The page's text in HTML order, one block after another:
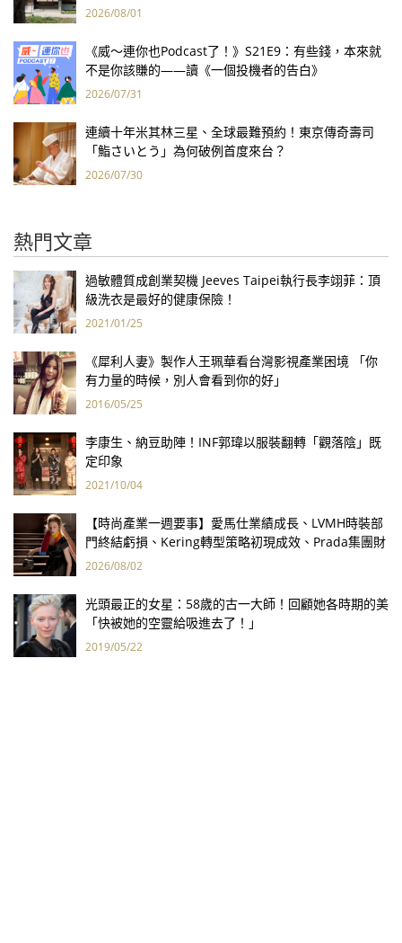
2026/08/01
《威～連你也Podcast了！》S21E9：有些錢，本來就
不是你該賺的——讀《一個投機者的告白》
2026/07/31
連續十年米其林三星、全球最難預約！東京傳奇壽司
「鮨さいとう」為何破例首度來台？
2026/07/30
熱門文章
過敏體質成創業契機 Jeeves Taipei執行長李翊菲：頂
級洗衣是最好的健康保險！
2021/01/25
《犀利人妻》製作人王珮華看台灣影視產業困境 「你
有力量的時候，別人會看到你的好」
2016/05/25
李康生、納豆助陣！INF郭瑋以服裝翻轉「觀落陰」既
定印象
2021/10/04
【時尚產業一週要事】愛馬仕業績成長、LVMH時裝部
門終結虧損、Kering轉型策略初現成效、Prada集團財
報亮眼
2026/08/02
光頭最正的女星：58歲的古一大師！回顧她各時期的美
「快被她的空靈給吸進去了！」
2019/05/22